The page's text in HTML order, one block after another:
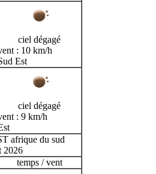
ciel dégagé
: 10 km/h
Est
ciel dégagé
: 9 km/h
afrique du sud
2026
temps / vent